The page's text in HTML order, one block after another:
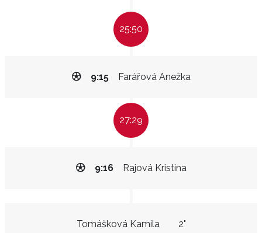
25:50
Farářová Anežka
9:15
27:29
Rajová Kristina
9:16
Tomášková Kamila 2"